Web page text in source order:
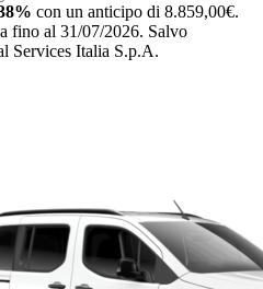
con un anticipo di 8.859,00€.
fino al 31/07/2026. Salvo
Services Italia S.p.A.